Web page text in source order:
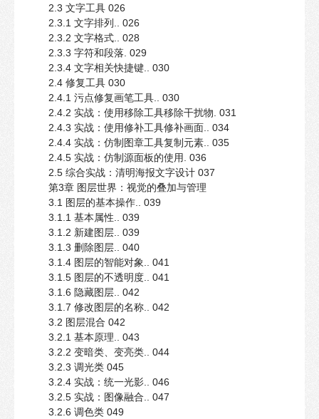
2.3 文字工具 026
2.3.1 文字排列.. 026
2.3.2 文字格式.. 028
2.3.3 字符和段落. 029
2.3.4 文字相关快捷键.. 030
2.4 修复工具 030
2.4.1 污点修复画笔工具.. 030
2.4.2 实战：使用移除工具移除干扰物. 031
2.4.3 实战：使用修补工具修补画面.. 034
2.4.4 实战：仿制图章工具复制元素.. 035
2.4.5 实战：仿制源面板的使用. 036
2.5 综合实战：清明海报文字设计 037
第3章 图层世界：视觉的叠加与管理
3.1 图层的基本操作.. 039
3.1.1 基本属性.. 039
3.1.2 新建图层.. 039
3.1.3 删除图层.. 040
3.1.4 图层的智能对象.. 041
3.1.5 图层的不透明度.. 041
3.1.6 隐藏图层.. 042
3.1.7 修改图层的名称.. 042
3.2 图层混合 042
3.2.1 基本原理.. 043
3.2.2 变暗类、变亮类.. 044
3.2.3 调光类 045
3.2.4 实战：统一光影.. 046
3.2.5 实战：图像融合.. 047
3.2.6 调色类 049